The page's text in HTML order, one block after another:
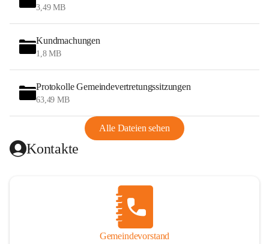
3,49 MB
Kundmachungen
1,8 MB
Protokolle Gemeindevertretungssitzungen
63,49 MB
Alle Dateien sehen
Kontakte
Gemeindevorstand